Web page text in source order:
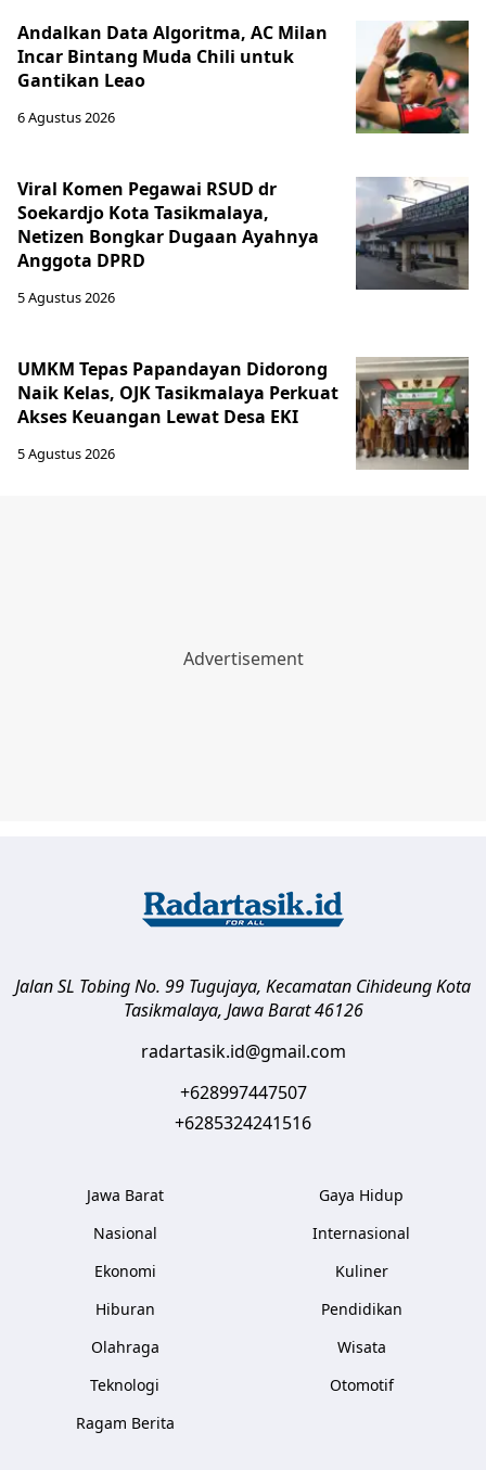
Andalkan Data Algoritma, AC Milan
Incar Bintang Muda Chili untuk
Gantikan Leao
6 Agustus 2026
Viral Komen Pegawai RSUD dr
Soekardjo Kota Tasikmalaya,
Netizen Bongkar Dugaan Ayahnya
Anggota DPRD
5 Agustus 2026
UMKM Tepas Papandayan Didorong
Naik Kelas, OJK Tasikmalaya Perkuat
Akses Keuangan Lewat Desa EKI
5 Agustus 2026
Jalan SL Tobing No. 99 Tugujaya, Kecamatan CihideungKota
Tasikmalaya, Jawa Barat 46126
radartasik.id@gmail.com
+628997447507
+6285324241516
Jawa Barat
Nasional
Ekonomi
Hiburan
Olahraga
Teknologi
Ragam Berita
Gaya Hidup
Internasional
Kuliner
Pendidikan
Wisata
Otomotif